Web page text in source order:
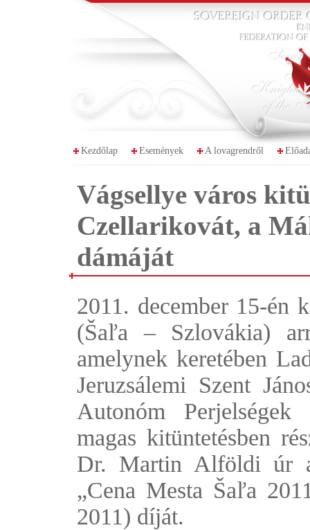
Kezdőlap Események A lovagrendről
Vágsellye város
Czellarikovát, a
dámáját
2011. december 15-én
(Šaľa – Szlovákia)
amelynek keretében
Jeruzsálemi Szent
Autonóm Perjelségek
magas kitüntetésben
Dr. Martin Alföldi úr
„Cena Mesta Šaľa
2011) díját.